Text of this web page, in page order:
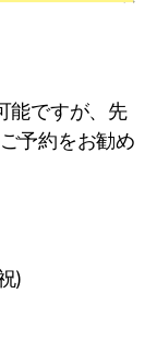
能ですが、先
予約をお勧め
)